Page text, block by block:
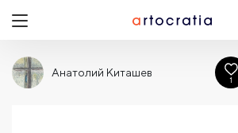
Анатолий Киташев
1